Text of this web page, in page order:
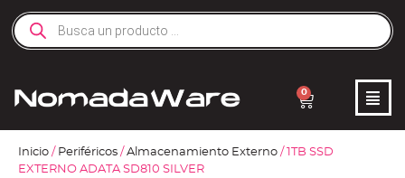
0
Inicio / Periféricos / Almacenamiento Externo / 1TB SSD
EXTERNO ADATA SD810 SILVER